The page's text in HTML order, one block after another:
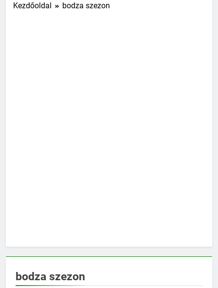
Kezdőoldal bodza szezon
bodza szezon